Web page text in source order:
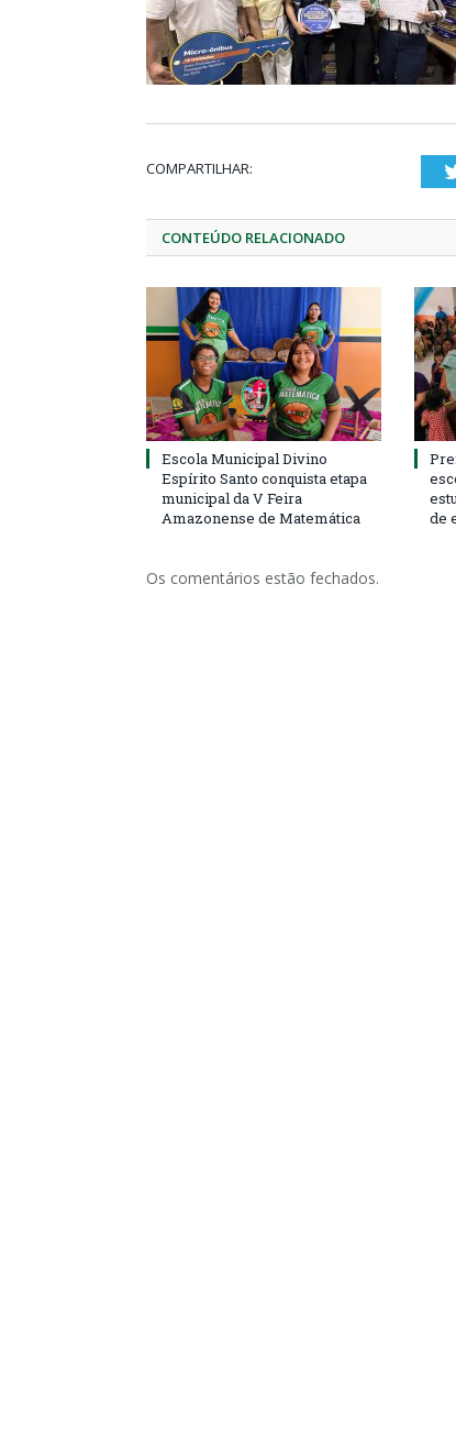
COMPARTILHAR:
CONTEÚDO RELACIONADO
Escola Municipal Divino
Espírito Santo conquista etapa
municipal da V Feira
Amazonense de Matemática
de
Os comentários estão fechados.